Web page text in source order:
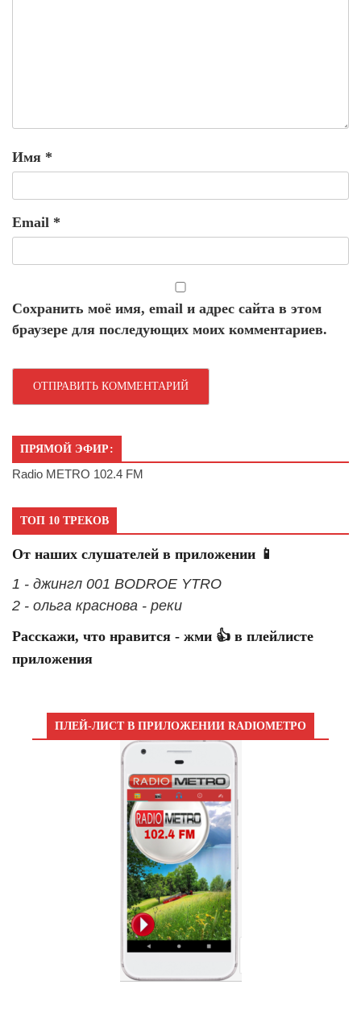
Имя *
Email *
Сохранить моё имя, email и адрес сайта в этом
браузере для последующих моих комментариев.
ПРЯМОЙ ЭФИР:
Radio METRO 102.4 FM
ТОП 10 ТРЕКОВ
От наших слушателей в приложении 📱
1 - джингл 001 BODROE YTRO
2 - ольга краснова - реки
Расскажи, что нравится - жми 👍 в плейлисте
приложения
ПЛЕЙ-ЛИСТ В ПРИЛОЖЕНИИ RADIOМЕТРО